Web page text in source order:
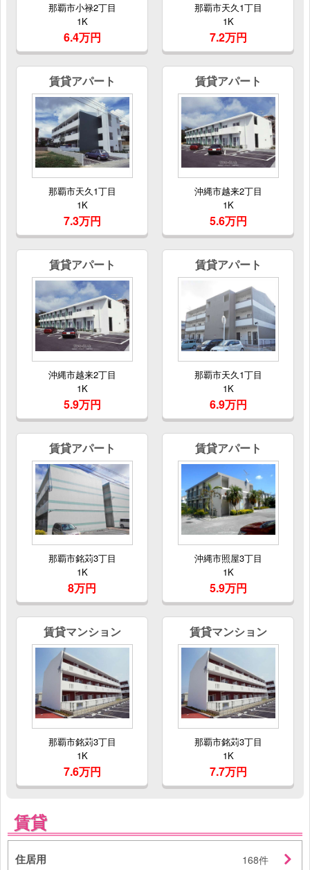
賃貸
住居用 168件
那覇市小禄2丁目
1K
6.4万円
那覇市天久1丁目
1K
7.2万円
賃貸アパート
那覇市天久1丁目
1K
7.3万円
賃貸アパート
沖縄市越来2丁目
1K
5.6万円
賃貸アパート
沖縄市越来2丁目
1K
5.9万円
賃貸アパート
那覇市天久1丁目
1K
6.9万円
賃貸アパート
那覇市銘苅3丁目
1K
8万円
賃貸アパート
沖縄市照屋3丁目
1K
5.9万円
賃貸マンション
那覇市銘苅3丁目
1K
7.6万円
賃貸マンション
那覇市銘苅3丁目
1K
7.7万円